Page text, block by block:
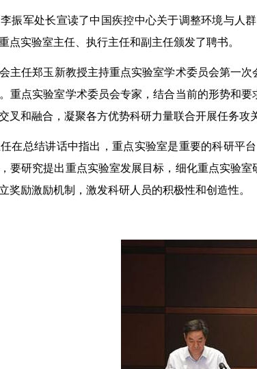
振军处长宣读了中国疾控中心关于调整环境与人
点实验室主任、执行主任和副主任颁发了聘书。
主任郑玉新教授主持重点实验室学术委员会第一
重点实验室学术委员会专家，结合当前的形势和
叉和融合，凝聚各方优势科研力量联合开展任务
在总结讲话中指出，重点实验室是重要的科研平
要研究提出重点实验室发展目标，细化重点实验
奖励激励机制，激发科研人员的积极性和创造性。